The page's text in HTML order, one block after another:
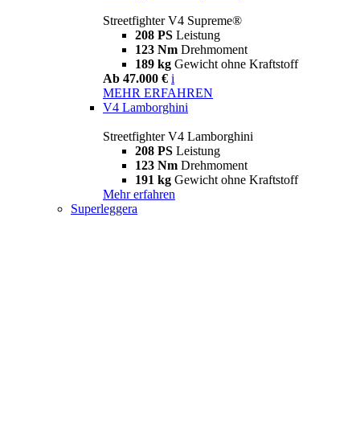
Streetfighter V4 Supreme®
208 PS Leistung
123 Nm Drehmoment
189 kg Gewicht ohne Kraftstoff
Ab 47.000 € i
MEHR ERFAHREN
V4 Lamborghini
Streetfighter V4 Lamborghini
208 PS Leistung
123 Nm Drehmoment
191 kg Gewicht ohne Kraftstoff
Mehr erfahren
Superleggera